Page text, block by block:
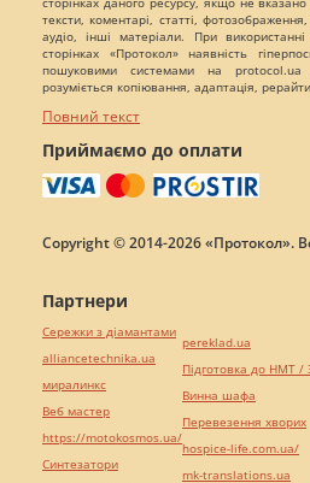
тексти, коментарі, статті,
аудіо, інші матеріали. При
сторінках «Протокол» наявність
пошуковими системами на protocol.ua
розуміється копіювання, адаптація,
Повний текст
Приймаємо до оплати
Copyright © 2014-2026 «Протокол».
Партнери
Сережки з діамантами
alliancetechnika.ua
миралинкс
Веб мастер
https://motokosmos.ua/
Синтезатори
pereklad.ua
Підготовка до НМТ /
Винна шафа
Перевезення хворих
hospice-life.com.ua/
mk-translations.ua